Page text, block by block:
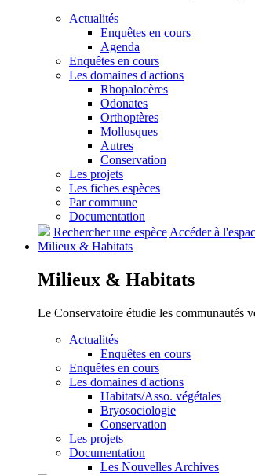
Actualités
Enquêtes en cours
Agenda
Enquêtes en cours
Les domaines d'actions
Rhopalocères
Odonates
Orthoptères
Mollusques
Autres
Conservation
Les projets
Les fiches espèces
Par commune
Documentation
Rechercher une espèce Accéder à
Milieux & Habitats
Milieux & Habitats
Le Conservatoire étudie les communautés
Actualités
Enquêtes en cours
Enquêtes en cours
Les domaines d'actions
Habitats/Asso. végétales
Bryosociologie
Conservation
Les projets
Documentation
Les Nouvelles Archives